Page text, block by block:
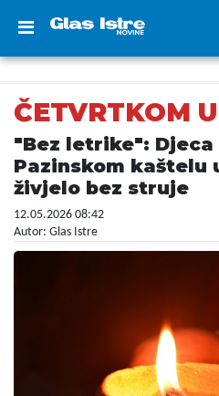
ČETVRTKOM
"Bez letrike": Djeca
Pazinskom kaštelu
živjelo bez struje
12.05.2026 08:42
Autor: Glas Istre